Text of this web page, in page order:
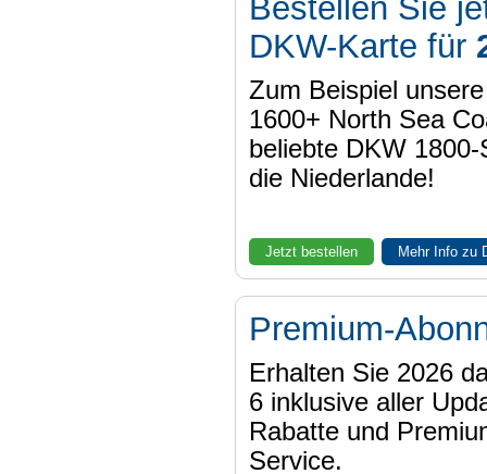
DKW-Karte für
Zum Beispiel
1600+ North Sea
beliebte DKW
die Niederlande!
Jetzt bestellen Mehr Info zu
Premium-
Erhalten Sie 2026
6 inklusive aller
Rabatte und
Service.